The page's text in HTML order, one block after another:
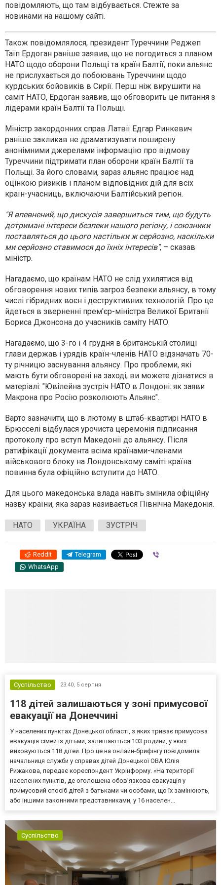
повідомляють, що там відбувається. Стежте за
новинами на нашому сайті.
Також повідомлялося, президент Туреччини Реджеп
Таїп Ердоган раніше заявив, що не погодиться з планом
НАТО щодо оборони Польщі та країн Балтії, поки альянс
не прислухається до побоювань Туреччини щодо
курдських бойовиків в Сирії. Перш ніж вирушити на
саміт НАТО, Ердоган заявив, що обговорить це питання з
лідерами країн Балтії та Польщі.
Міністр закордонних справ Латвії Едгар Ринкевич
раніше закликав не драматизувати поширену
анонімними джерелами інформацію про відмову
Туреччини підтримати план оборони країн Балтії та
Польщі. За його словами, зараз альянс працює над
оцінкою ризиків і планом відповідних дій для всіх
країн-учасниць, включаючи Балтійський регіон.
"Я впевнений, що дискусія завершиться тим, що будуть
дотримані інтереси безпеки нашого регіону, і союзники
поставляться до цього настільки ж серйозно, наскільки
ми серйозно ставимося до їхніх інтересів", – сказав
міністр.
Нагадаємо, що країнам НАТО не слід ухилятися від
обговорення нових типів загроз безпеки альянсу, в тому
числі гібридних воєн і деструктивних технологій. Про це
йдеться в зверненні прем'єр-міністра Великої Британії
Бориса Джонсона до учасників саміту НАТО.
Нагадаємо, що 3-го і 4 грудня в британській столиці
глави держав і урядів країн-членів НАТО відзначать 70-
ту річницю заснування альянсу. Про проблеми, які
мають бути обговорені на заході, ви можете дізнатися в
матеріалі: "Ювілейна зустріч НАТО в Лондоні: як заяви
Макрона про Росію розколюють Альянс".
Варто зазначити, що в лютому в штаб-квартирі НАТО в
Брюсселі відбулася урочиста церемонія підписання
протоколу про вступ Македонії до альянсу. Після
ратифікації документа всіма країнами-членами
військового блоку на Лондонському саміті країна
повинна була офіційно вступити до НАТО.
Для цього македонська влада навіть змінила офіційну
назву країни, яка зараз називається Північна Македонія.
НАТО УКРАЇНА ЗУСТРІЧ
Reddit Telegram
WhatsApp
Суспільство 23:40, 5 серпня
118 дітей залишаються у зоні примусової
евакуації на Донеччині
У населених пунктах Донецької області, з яких триває примусова
евакуація сімей із дітьми, залишаються 103 родини, у яких
виховуються 118 дітей. Про це на онлайн-брифінгу повідомила
начальниця служби у справах дітей Донецької ОВА Юлія
Рижакова, передає кореспондент Укрінформу. «На території
населених пунктів, де оголошена обов’язкова евакуація у
примусовий спосіб дітей з батьками чи особами, що їх замінюють,
або іншими законними представниками, у 16 населен...
Суспільство